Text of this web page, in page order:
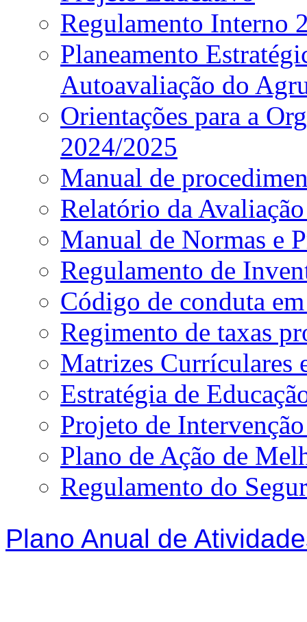
Regulamento Interno
Planeamento
Autoavaliação do
Orientações para a
2024/2025
Manual de
Relatório da
Manual de Normas e
Regulamento de
Código de conduta
Regimento de taxas
Matrizes Currículares
Estratégia de
Projeto de
Plano de Ação de
Regulamento do
Plano Anual de